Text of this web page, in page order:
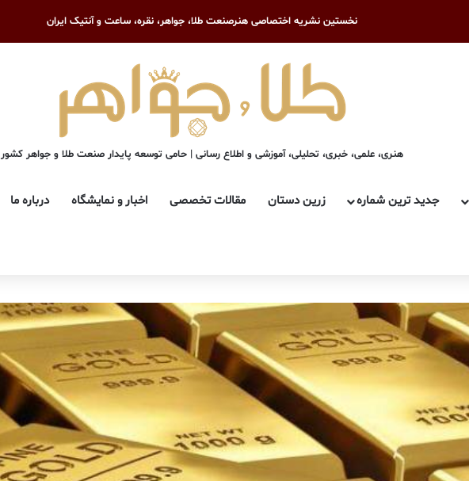
نخستین نشریه اختصاصی هنرصنعت طلا، جواهر، نقره، ساعت و آنتیک ایران
هنری، علمی، خبری، تحلیلی، آموزشی و اطلاع رسانی | حامی توسعه پایدار صنعت طلا و جواهر کشور
جدید ترین شماره زرین دستان مقالات تخصصی اخبار و نمایشگاه درباره ما